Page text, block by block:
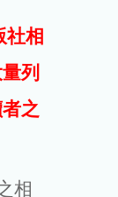
社相
列
之
相